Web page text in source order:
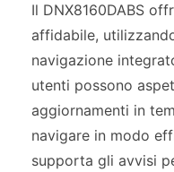
Il DNX8160DABS
affidabile,
navigazione
utenti possono
aggiornamenti in
navigare in modo
supporta gli avvisi